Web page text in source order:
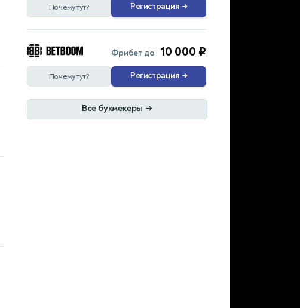
Почему тут? Регистрация →
Фрибет до 10 000 ₽
Почему тут? Регистрация →
Все букмекеры →